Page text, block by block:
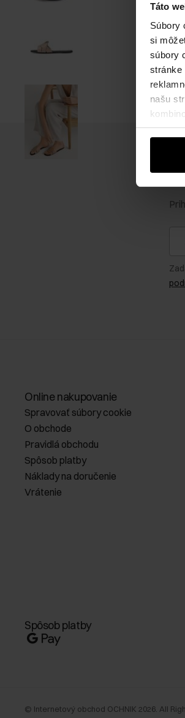
Táto
Súbory
si
súbory
stránke
našu
Online nakupovanie
Spravovať súbory cookie
O obchode
Pravidlá obchodu
Spôsob platby
Náklady na doručenie
Vrátenie
Spôsob platby
© Internetový obchod OCHNIK 2026 . All